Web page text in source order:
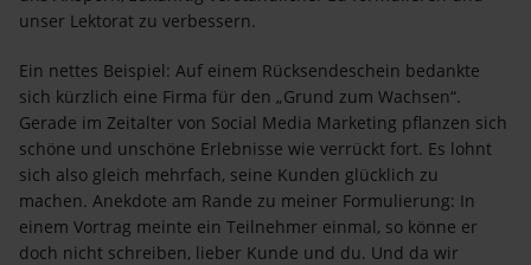
unser Lektorat zu verbessern.
Ein nettes Beispiel: Auf einem Rücksendeschein bedankte
sich kürzlich eine Firma für den „Grund zum Wachsen“.
Gerade im Zeitalter von Social Media Marketing pflanzen sich
schöne und unschöne Erlebnisse wie verrückt fort. Es lohnt
sich also gleich mehrfach, seine Kunden glücklich zu
machen. Anekdote am Rande zu meiner Formulierung: In
einem Vortrag meinte ein Teilnehmer einmal, so könne er
doch nicht schreiben, lieber Kunde und du. Und da wir